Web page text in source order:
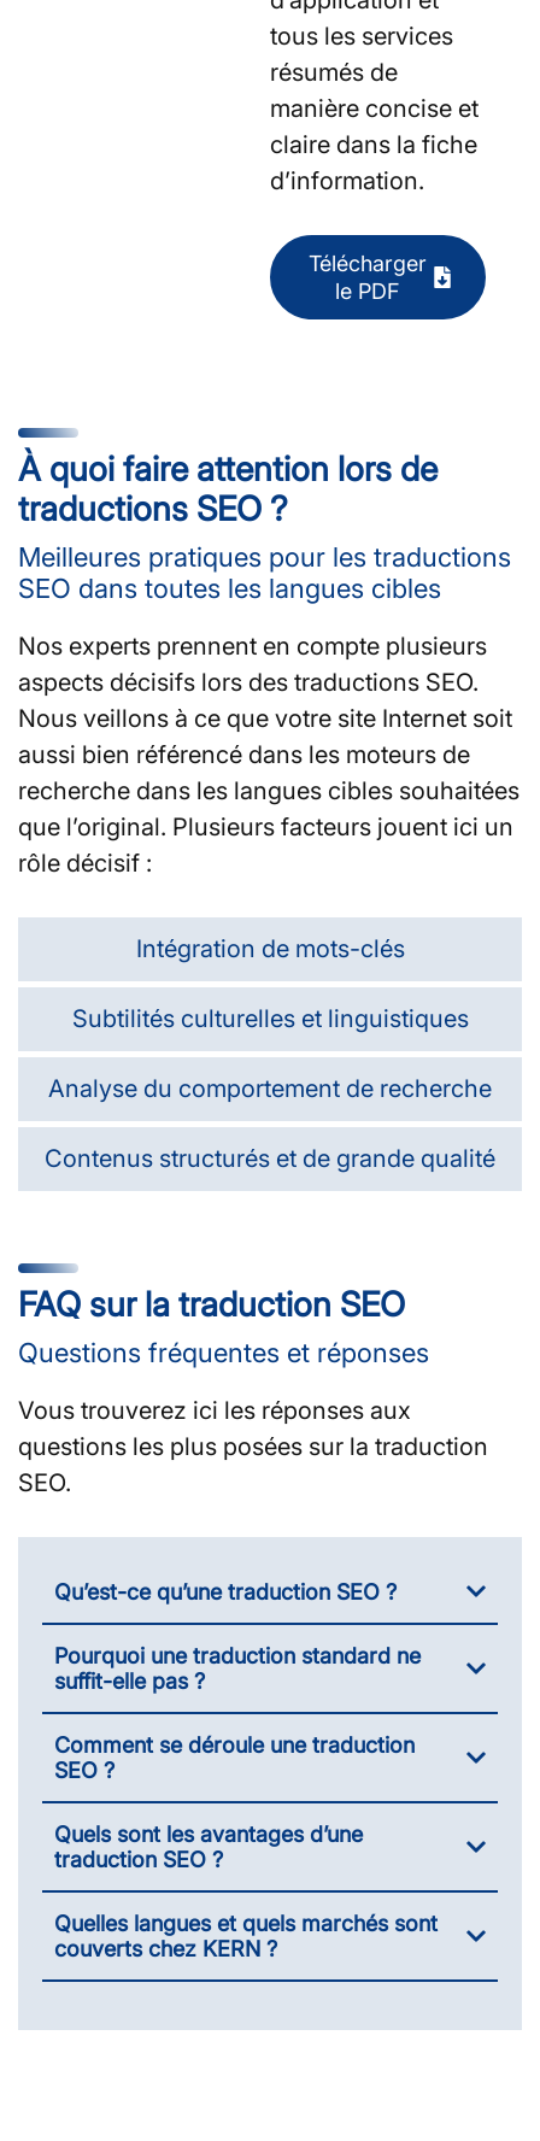
tous les services
résumés de
manière concise et
claire dans la fiche
d’information.
Télécharger
le PDF
À quoi faire attention lors de
traductions SEO ?
Meilleures pratiques pour les traductions
SEO dans toutes les langues cibles
Nos experts prennent en compte plusieurs
aspects décisifs lors des traductions SEO.
Nous veillons à ce que votre site Internet soit
aussi bien référencé dans les moteurs de
recherche dans les langues cibles souhaitées
que l’original. Plusieurs facteurs jouent ici un
rôle décisif :
Intégration de mots-clés
Subtilités culturelles et linguistiques
Analyse du comportement de recherche
Contenus structurés et de grande qualité
FAQ sur la traduction SEO
Questions fréquentes et réponses
Vous trouverez ici les réponses aux
questions les plus posées sur la traduction
SEO.
Qu’est-ce qu’une traduction SEO ?
Pourquoi une traduction standard ne
suffit-elle pas ?
Comment se déroule une traduction
SEO ?
Quels sont les avantages d’une
traduction SEO ?
Quelles langues et quels marchés sont
couverts chez KERN ?